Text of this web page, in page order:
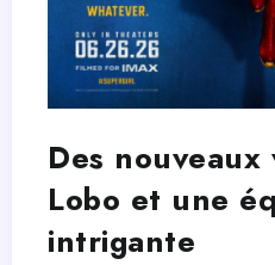
Des
Lobo et une
intrigante